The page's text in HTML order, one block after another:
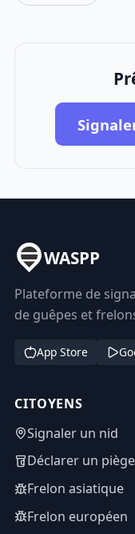
WASPP
Plateforme de
de guêpes et
App Store
CITOYENS
Signaler un nid
Déclarer un piège
Frelon asiatique
Frelon européen